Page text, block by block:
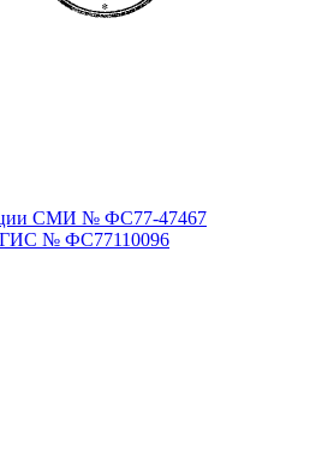
СМИ № ФС77-47467
№ ФС77110096